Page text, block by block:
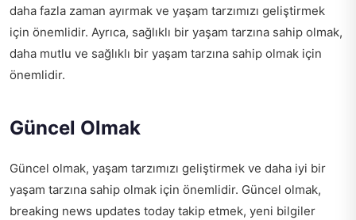
daha fazla zaman ayırmak ve yaşam tarzımızı geliştirmek
için önemlidir. Ayrıca, sağlıklı bir yaşam tarzına sahip olmak,
daha mutlu ve sağlıklı bir yaşam tarzına sahip olmak için
önemlidir.
Güncel Olmak
Güncel olmak, yaşam tarzımızı geliştirmek ve daha iyi bir
yaşam tarzına sahip olmak için önemlidir. Güncel olmak,
breaking news updates today takip etmek, yeni bilgiler